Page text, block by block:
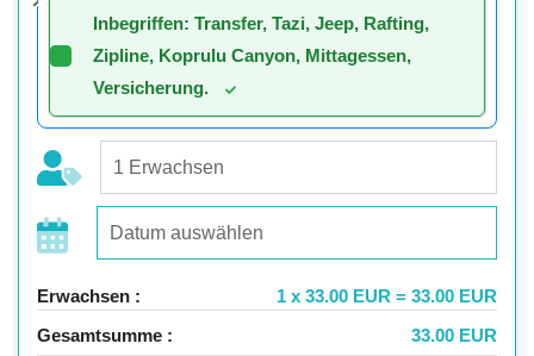
Inbegriffen: Transfer, Tazi, Jeep, Rafting,
Zipline, Koprulu Canyon, Mittagessen,
Versicherung.
Erwachsen :
1 x 33.00 EUR = 33.00 EUR
Gesamtsumme :
33.00 EUR